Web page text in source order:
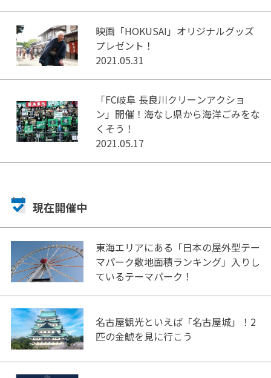
映画「HOKUSAI」オリジナルグッズ
プレゼント！
2021.05.31
「FC岐阜 長良川クリーンアクショ
ン」開催！海なし県から海洋ごみをな
くそう！
2021.05.17
現在開催中
東海エリアにある「日本の屋外型テー
マパーク敷地面積ランキング」入りし
ているテーマパーク！
名古屋観光といえば「名古屋城」！2
匹の金鯱を見に行こう